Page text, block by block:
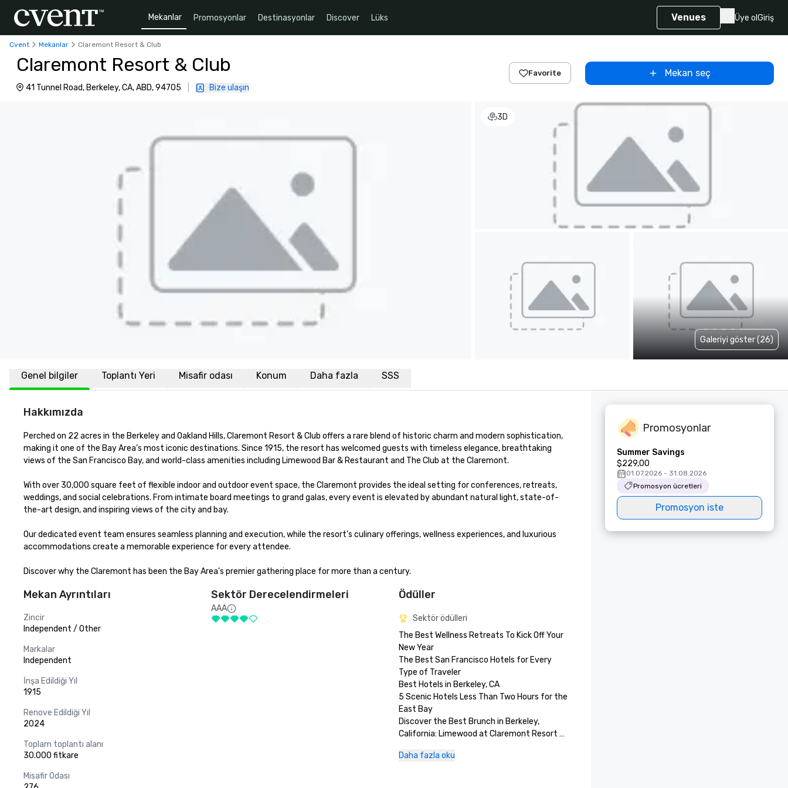
Mekanlar Promosyonlar Destinasyonlar Discover Lüks Venues Üye ol Giriş
Cvent Mekanlar Claremont Resort & Club
Claremont Resort & Club
41 Tunnel Road, Berkeley, CA, ABD, 94705 Bize ulaşın
Favorite Mekan seç
3D
Galeriyi göster (26)
Genel bilgiler Toplantı Yeri Misafir odası Konum Daha fazla SSS
Hakkımızda
Perched on 22 acres in the Berkeley and Oakland Hills, Claremont Resort & Club offers a rare blend of historic charm and modern sophistication,
making it one of the Bay Area’s most iconic destinations. Since 1915, the resort has welcomed guests with timeless elegance, breathtaking
views of the San Francisco Bay, and world-class amenities including Limewood Bar & Restaurant and The Club at the Claremont.
With over 30,000 square feet of flexible indoor and outdoor event space, the Claremont provides the ideal setting for conferences, retreats,
weddings, and social celebrations. From intimate board meetings to grand galas, every event is elevated by abundant natural light, state-of-
the-art design, and inspiring views of the city and bay.
Our dedicated event team ensures seamless planning and execution, while the resort’s culinary offerings, wellness experiences, and luxurious
accommodations create a memorable experience for every attendee.
Discover why the Claremont has been the Bay Area’s premier gathering place for more than a century.
Mekan Ayrıntıları
Zincir
Independent / Other
Markalar
Independent
İnşa Edildiği Yıl
1915
Renove Edildiği Yıl
2024
Toplam toplantı alanı
30.000 fitkare
Misafir Odası
Sektör Derecelendirmeleri
AAA
Ödüller
Sektör ödülleri
The Best Wellness Retreats To Kick Off Your
New Year
The Best San Francisco Hotels for Every
Type of Traveler
Best Hotels in Berkeley, CA
5 Scenic Hotels Less Than Two Hours for the
East Bay
Discover the Best Brunch in Berkeley,
California: Limewood at Claremont Resort
Best Pool Hotels in the USA
Daha fazla oku
Promosyonlar
Summer Savings
$229,00
01.07.2026 - 31.08.2026
Promosyon ücretleri
Promosyon iste